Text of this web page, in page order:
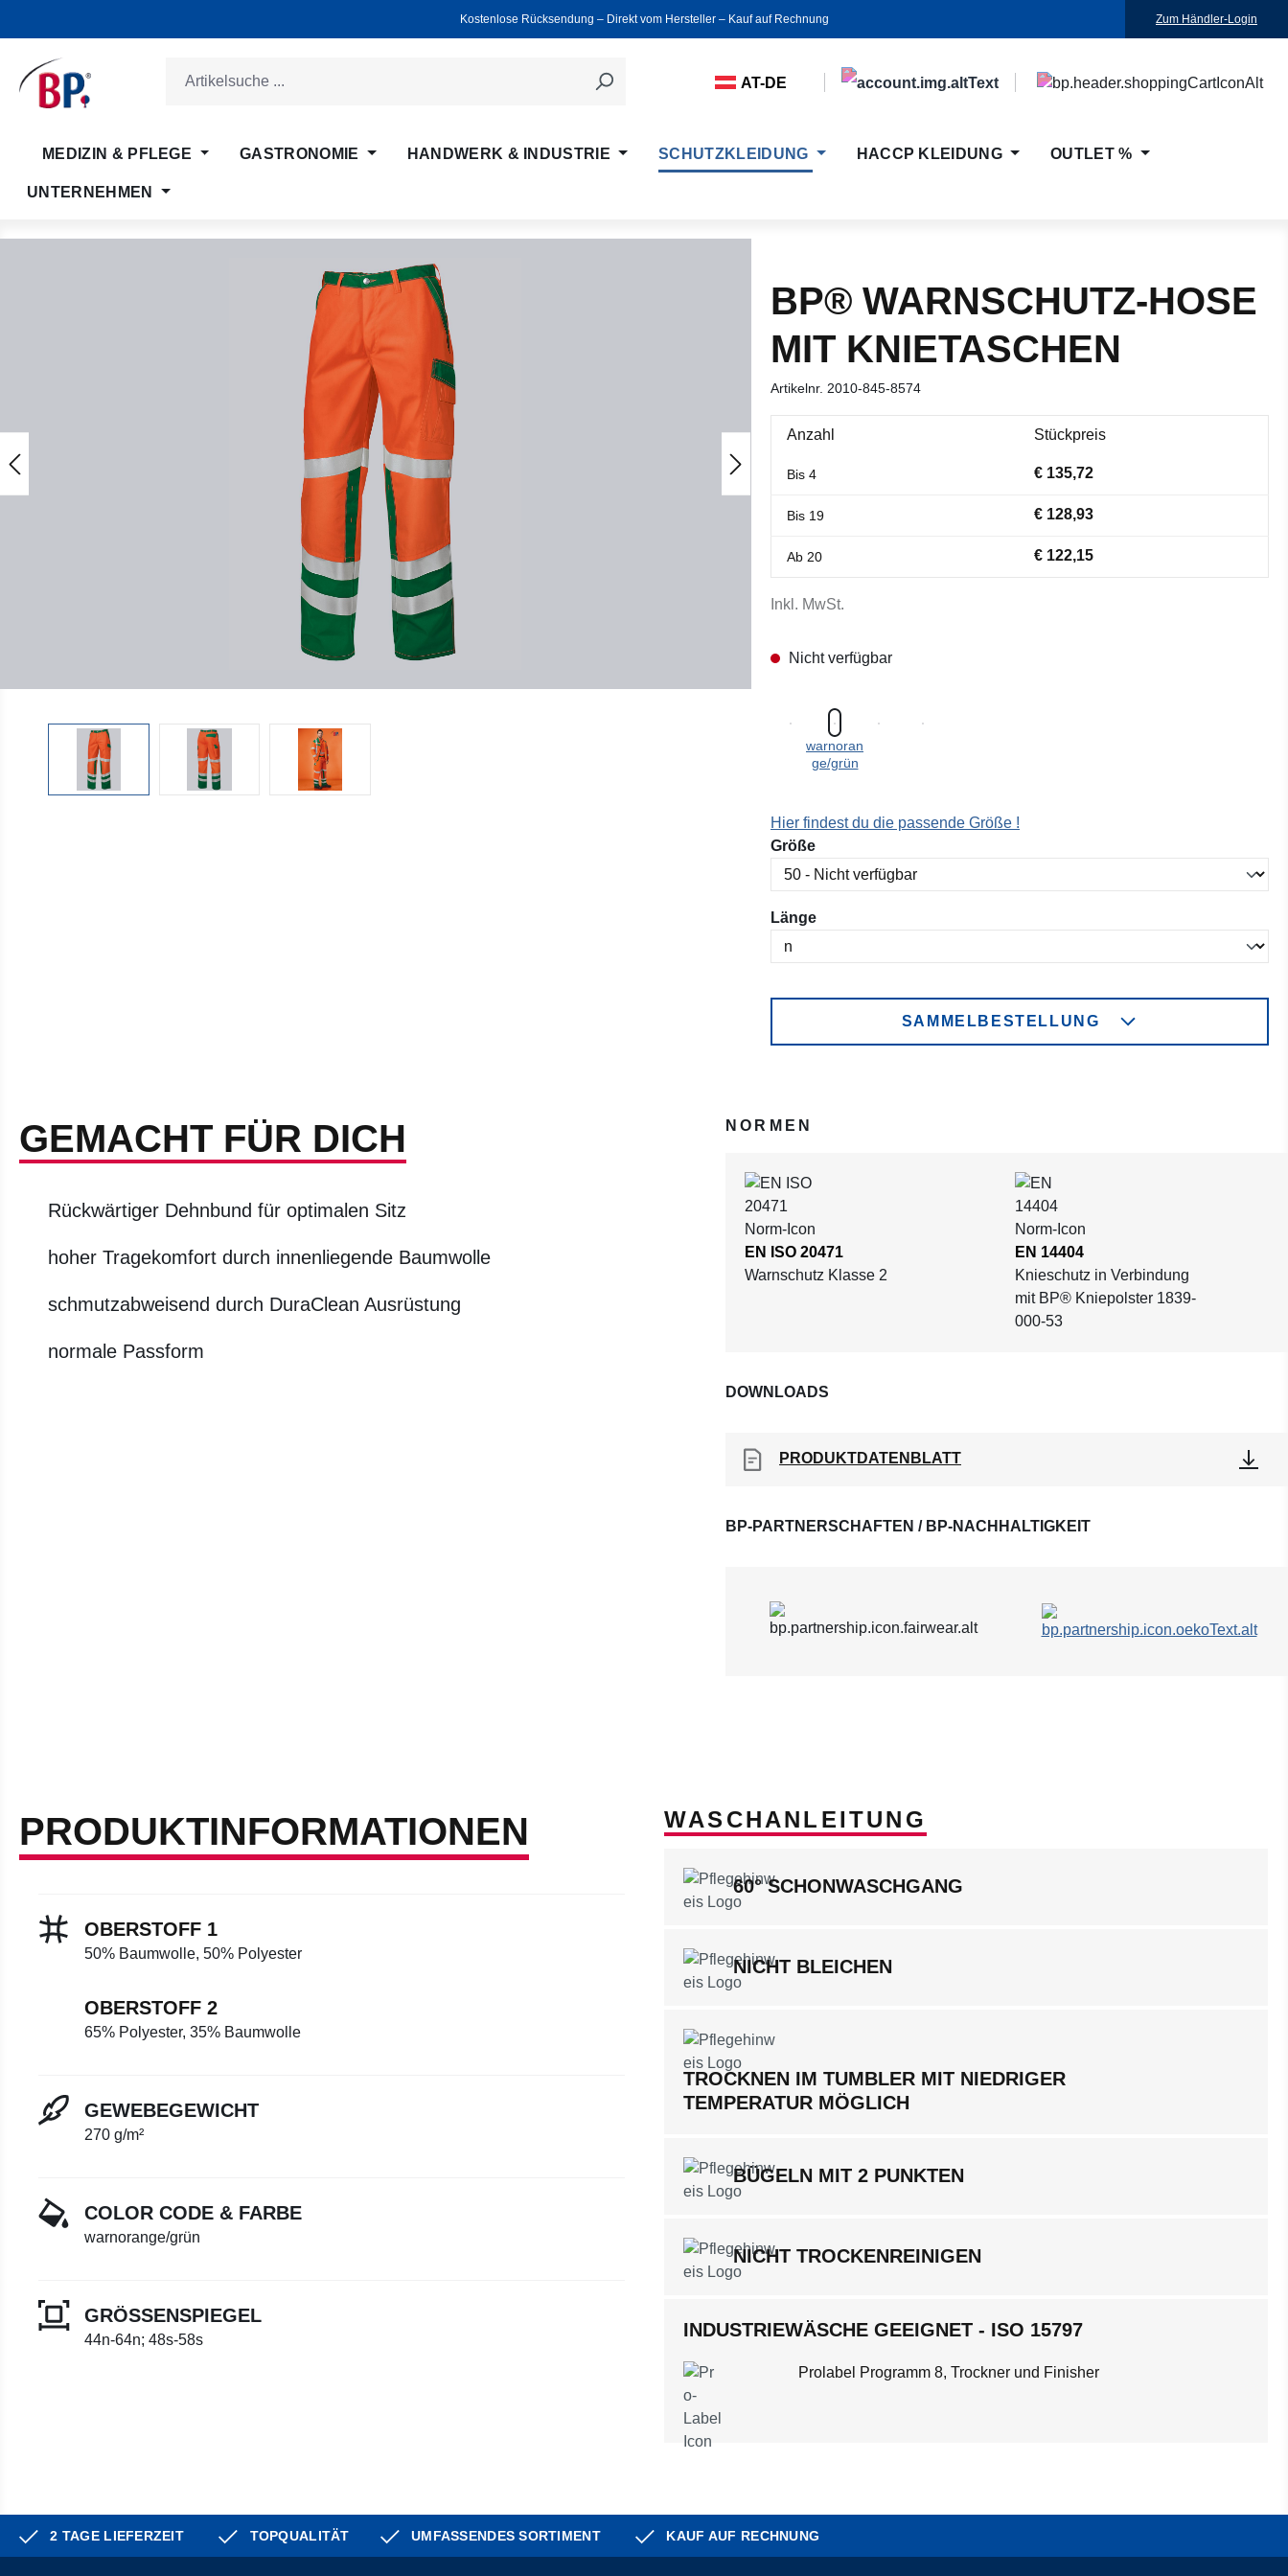
Kostenlose Rücksendung ‒ Direkt vom Hersteller ‒ Kauf auf Rechnung Zum Händler-Login
AT-DE
MEDIZIN & PFLEGE GASTRONOMIE HANDWERK & INDUSTRIE SCHUTZKLEIDUNG HACCP KLEIDUNG OUTLET %
UNTERNEHMEN
BP® WARNSCHUTZ-HOSE
MIT KNIETASCHEN
Artikelnr. 2010-845-8574
Anzahl Stückpreis
Bis 4 € 135,72
Bis 19 € 128,93
Ab 20 € 122,15
Inkl. MwSt.
Nicht verfügbar
warnoran
ge/grün
Hier findest du die passende Größe !
Größeauswählen
Längeauswählen
SAMMELBESTELLUNG
GEMACHT FÜR DICH
Rückwärtiger Dehnbund für optimalen Sitz
hoher Tragekomfort durch innenliegende Baumwolle
schmutzabweisend durch DuraClean Ausrüstung
normale Passform
NORMEN
EN ISO 20471
Warnschutz Klasse 2
EN 14404
Knieschutz in Verbindung
mit BP® Kniepolster 1839-
000-53
DOWNLOADS
PRODUKTDATENBLATT
BP-PARTNERSCHAFTEN / BP-NACHHALTIGKEIT
PRODUKTINFORMATIONEN
OBERSTOFF 1
50% Baumwolle, 50% Polyester
OBERSTOFF 2
65% Polyester, 35% Baumwolle
GEWEBEGEWICHT
270 g/m²
COLOR CODE & FARBE
warnorange/grün
GRÖSSENSPIEGEL
44n-64n; 48s-58s
WASCHANLEITUNG
60° SCHONWASCHGANG
NICHT BLEICHEN
TROCKNEN IM TUMBLER MIT NIEDRIGER
TEMPERATUR MÖGLICH
BÜGELN MIT 2 PUNKTEN
NICHT TROCKENREINIGEN
INDUSTRIEWÄSCHE GEEIGNET - ISO 15797
Prolabel Programm 8, Trockner und Finisher
2 TAGE LIEFERZEIT TOPQUALITÄT UMFASSENDES SORTIMENT KAUF AUF RECHNUNG